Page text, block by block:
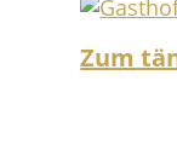
Zum